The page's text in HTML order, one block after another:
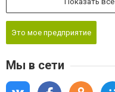
Это мое предприятие
Мы в сети